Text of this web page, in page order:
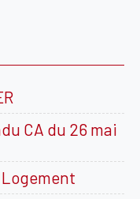
CA du 26 mai
Logement